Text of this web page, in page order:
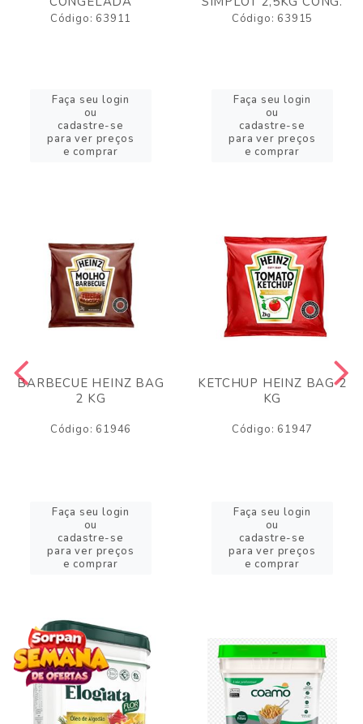
Código: 63911
Faça seu login
ou
cadastre-se
para ver preços
e comprar
Código: 63915
Faça seu login
ou
cadastre-se
para ver preços
e comprar
BARBECUE HEINZ BAG
2 KG
Código: 61946
Faça seu login
ou
cadastre-se
para ver preços
e comprar
KETCHUP HEINZ BAG 2
KG
Código: 61947
Faça seu login
ou
cadastre-se
para ver preços
e comprar